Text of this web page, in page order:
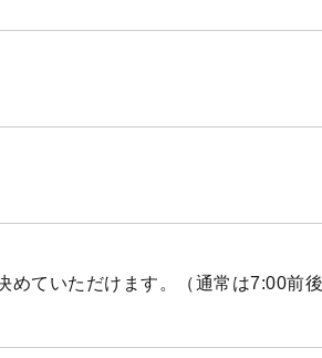
めていただけます。（通常は7:00前